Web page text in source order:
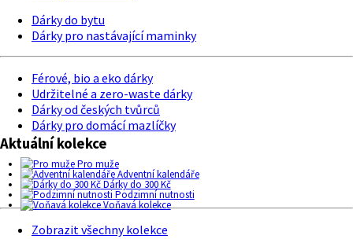
Dárky do bytu
Dárky pro nastávající maminky
Férové, bio a eko dárky
Udržitelné a zero-waste dárky
Dárky od českých tvůrců
Dárky pro domácí mazlíčky
Aktuální kolekce
Pro muže
Adventní kalendáře
Dárky do 300 Kč
Podzimní nutnosti
Voňavá kolekce
Zobrazit všechny kolekce